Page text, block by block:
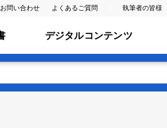
お問い合わせ よくあるご質問 執筆者の皆様
デジタルコンテンツ